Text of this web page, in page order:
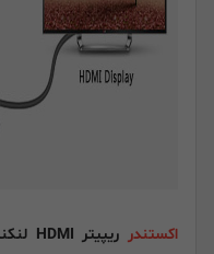
اکستندرریپیتر HDMI لنکنگ LENKENG LKV168